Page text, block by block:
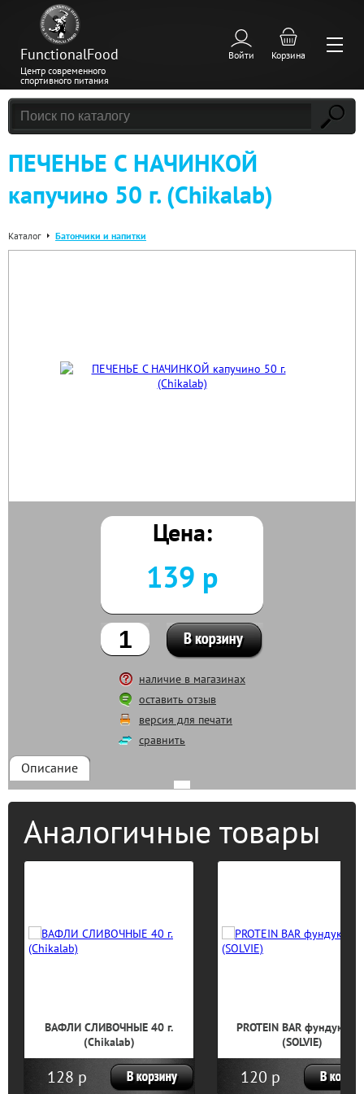
FunctionalFood
Центр современного
спортивного питания
Войти Корзина
ПЕЧЕНЬЕ С НАЧИНКОЙ
капучино 50 г. (Chikalab)
Каталог Батончики и напитки
Цена:
139 р
наличие в магазинах
оставить отзыв
версия для печати
сравнить
Описание
Аналогичные товары
ВАФЛИ СЛИВОЧНЫЕ 40 г.
(Chikalab)
128 р
PROTEIN BAR фундук 50
(SOLVIE)
120 р